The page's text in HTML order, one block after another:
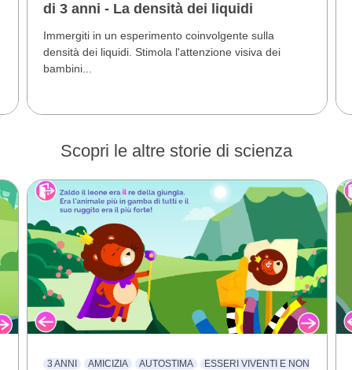
di 3 anni - La densità dei liquidi
Immergiti in un esperimento coinvolgente sulla
densità dei liquidi. Stimola l'attenzione visiva dei
bambini...
Scopri le altre storie di scienza
3 ANNI AMICIZIA AUTOSTIMA
ESSERI VIVENTI E NON